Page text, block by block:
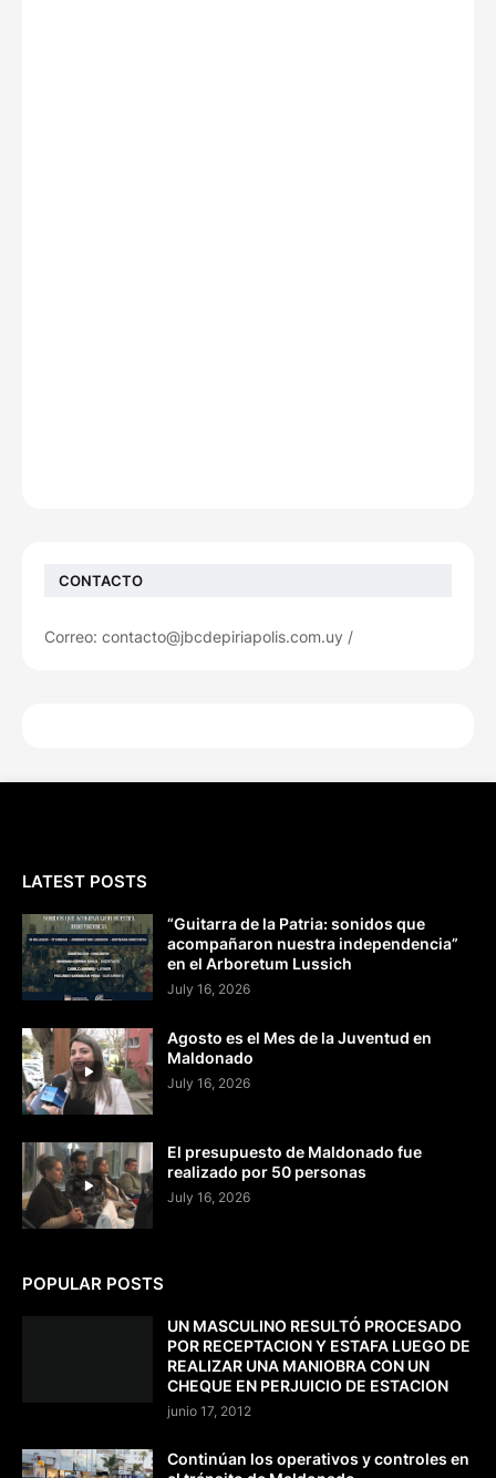
CONTACTO
Correo: contacto@jbcdepiriapolis.com.uy /
LATEST POSTS
“Guitarra de la Patria: sonidos que
acompañaron nuestra independencia”
en el Arboretum Lussich
July 16, 2026
Agosto es el Mes de la Juventud en
Maldonado
July 16, 2026
El presupuesto de Maldonado fue
realizado por 50 personas
July 16, 2026
POPULAR POSTS
UN MASCULINO RESULTÓ PROCESADO
POR RECEPTACION Y ESTAFA LUEGO DE
REALIZAR UNA MANIOBRA CON UN
CHEQUE EN PERJUICIO DE ESTACION
junio 17, 2012
Continúan los operativos y controles en